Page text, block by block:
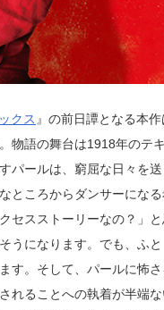
クス 』の前日譚となる本
物語の舞台は1918年のテ
パールは、窮屈な日々を
ころからダンサーになる
セスストーリーなの？」
うになります。でも、ふ
す。そして、パールに怖
れることへの執着が半端